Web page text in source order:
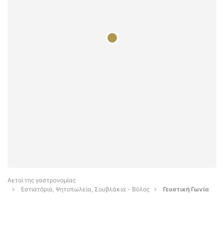
Αετοί της γαστρονομίας
Εστιατόρια, Ψητοπωλεία, Σουβλάκια - Βόλος
Γευστική Γωνία